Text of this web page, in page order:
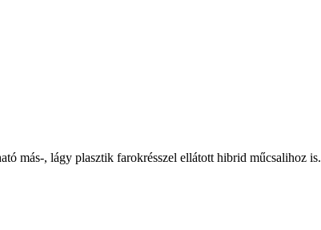
más-, lágy plasztik farokrésszel ellátott hibrid műcsalihoz is.